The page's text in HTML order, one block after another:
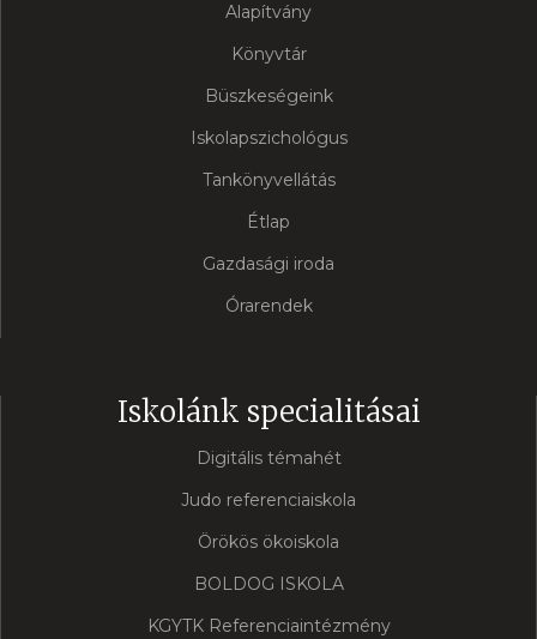
Alapítvány
Könyvtár
Büszkeségeink
Iskolapszichológus
Tankönyvellátás
Étlap
Gazdasági iroda
Órarendek
Iskolánk specialitásai
Digitális témahét
Judo referenciaiskola
Örökös ökoiskola
BOLDOG ISKOLA
KGYTK Referenciaintézmény